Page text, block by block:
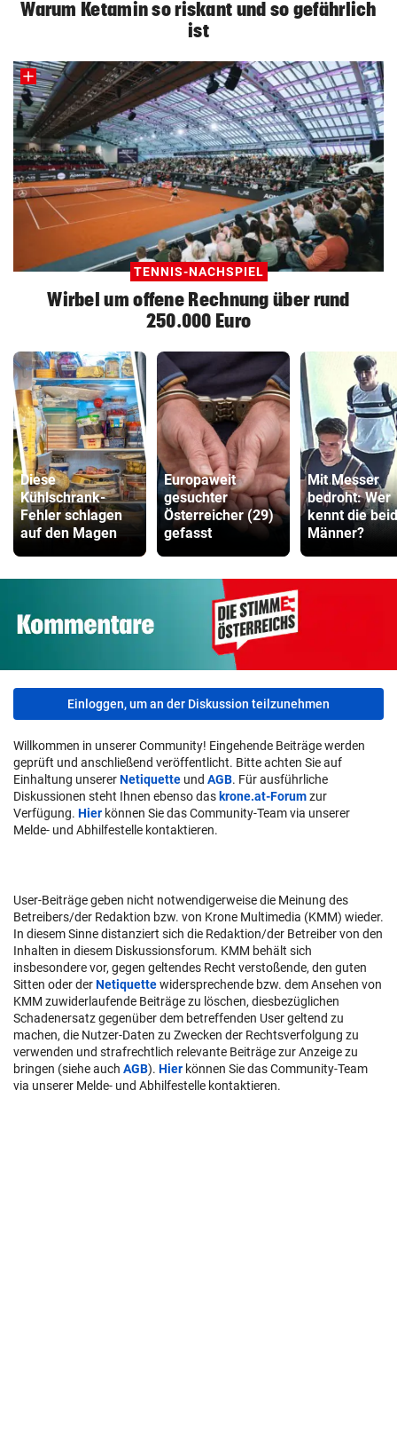
Warum Ketamin so riskant und so gefährlich
ist
TENNIS-NACHSPIEL
Wirbel um offene Rechnung über rund
250.000 Euro
Diese
Kühlschrank-
Fehler schlagen
auf den Magen
Europaweit
gesuchter
Österreicher (29)
gefasst
Mit Messer
bedroht: Wer
kennt die
Männer?
Einloggen, um an der Diskussion teilzunehmen
Willkommen in unserer Community! Eingehende Beiträge werden
geprüft und anschließend veröffentlicht. Bitte achten Sie auf
Einhaltung unsererNetiquette und AGB. Für ausführliche
Diskussionen steht Ihnen ebenso das krone.at-Forumzur
Verfügung. Hier können Sie das Community-Team via unserer
Melde- und Abhilfestelle kontaktieren.
User-Beiträge geben nicht notwendigerweise die Meinung des
Betreibers/der Redaktion bzw. von Krone Multimedia (KMM) wieder.
In diesem Sinne distanziert sich die Redaktion/der Betreiber von den
Inhalten in diesem Diskussionsforum. KMM behält sich
insbesondere vor, gegen geltendes Recht verstoßende, den guten
Sitten oder derNetiquettewidersprechende bzw. dem Ansehen von
KMM zuwiderlaufende Beiträge zu löschen, diesbezüglichen
Schadenersatz gegenüber dem betreffenden User geltend zu
machen, die Nutzer-Daten zu Zwecken der Rechtsverfolgung zu
verwenden und strafrechtlich relevante Beiträge zur Anzeige zu
bringen (siehe auch AGB). Hier können Sie das Community-Team
via unserer Melde- und Abhilfestelle kontaktieren.